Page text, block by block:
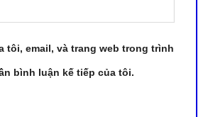
tôi, email, và trang web trong trình
bình luận kế tiếp của tôi.